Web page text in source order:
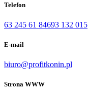
Telefon
63 245 61 84693 132 015
E-mail
biuro@profitkonin.pl
Strona WWW